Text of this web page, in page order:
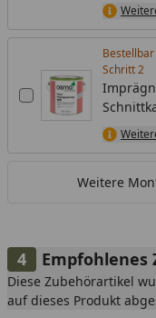
Schritt
Weitere
Empfohlenes
Diese Zubehörartikel
auf dieses Produkt